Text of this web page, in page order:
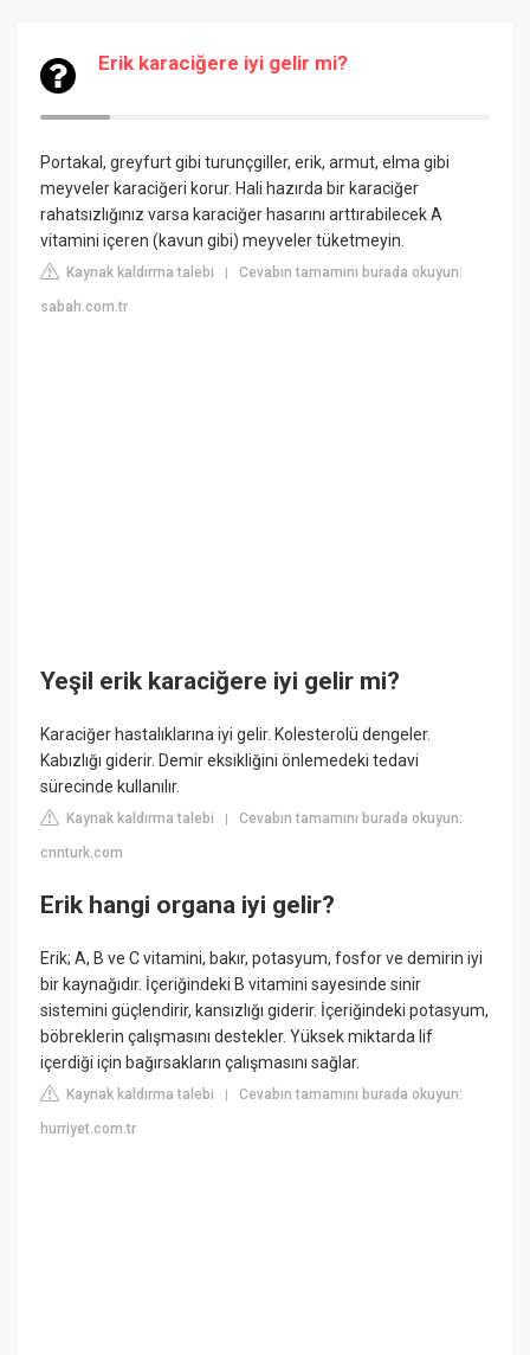
Erik karaciğere iyi gelir mi?
Portakal, greyfurt gibi turunçgiller, erik, armut, elma gibi
meyveler karaciğeri korur. Hali hazırda bir karaciğer
rahatsızlığınız varsa karaciğer hasarını arttırabilecek A
vitamini içeren (kavun gibi) meyveler tüketmeyin.
Kaynak kaldırma talebi |Cevabın tamamını burada okuyun:
sabah.com.tr
Yeşil erik karaciğere iyi gelir mi?
Karaciğer hastalıklarına iyi gelir. Kolesterolü dengeler.
Kabızlığı giderir. Demir eksikliğini önlemedeki tedavi
sürecinde kullanılır.
Kaynak kaldırma talebi |Cevabın tamamını burada okuyun:
cnnturk.com
Erik hangi organa iyi gelir?
Erik; A, B ve C vitamini, bakır, potasyum, fosfor ve demirin iyi
bir kaynağıdır. İçeriğindeki B vitamini sayesinde sinir
sistemini güçlendirir, kansızlığı giderir. İçeriğindeki potasyum,
böbreklerin çalışmasını destekler. Yüksek miktarda lif
içerdiği için bağırsakların çalışmasını sağlar.
Kaynak kaldırma talebi |Cevabın tamamını burada okuyun:
hurriyet.com.tr